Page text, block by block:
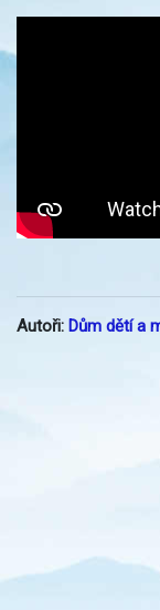
Autoři: Dům dětí a